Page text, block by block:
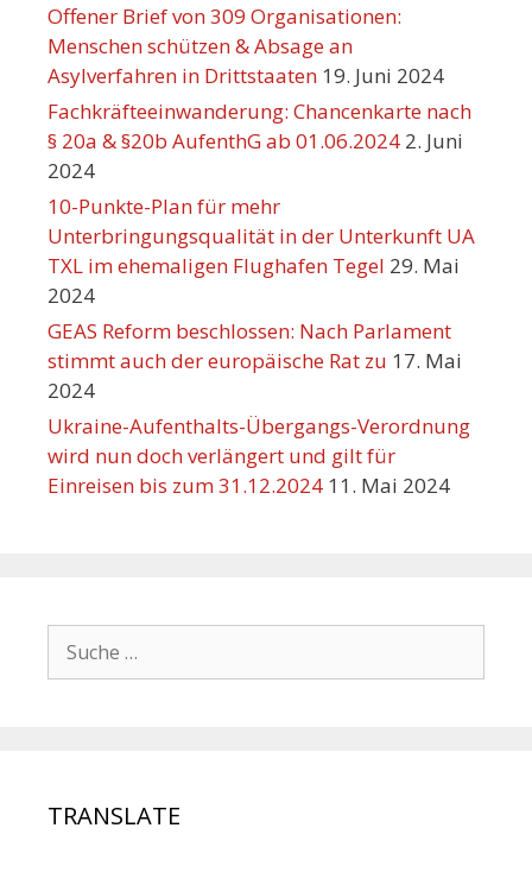
Offener Brief von 309 Organisationen:
Menschen schützen & Absage an
Asylverfahren in Drittstaaten 19. Juni 2024
Fachkräfteeinwanderung: Chancenkarte nach
§ 20a & §20b AufenthG ab 01.06.2024 2. Juni
2024
10-Punkte-Plan für mehr
Unterbringungsqualität in der Unterkunft UA
TXL im ehemaligen Flughafen Tegel 29. Mai
2024
GEAS Reform beschlossen: Nach Parlament
stimmt auch der europäische Rat zu 17. Mai
2024
Ukraine-Aufenthalts-Übergangs-Verordnung
wird nun doch verlängert und gilt für
Einreisen bis zum 31.12.2024 11. Mai 2024
TRANSLATE